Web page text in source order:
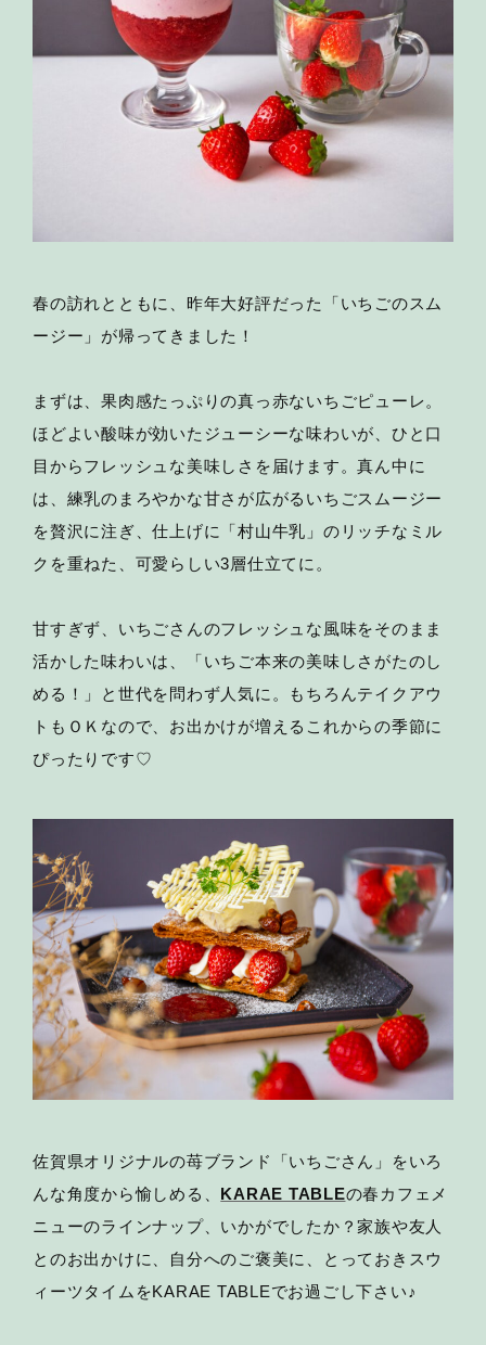
春の訪れとともに、昨年大好評だった「いちごのスム
ージー」が帰ってきました！
まずは、果肉感たっぷりの真っ赤ないちごピューレ。
ほどよい酸味が効いたジューシーな味わいが、ひと口
目からフレッシュな美味しさを届けます。真ん中に
は、練乳のまろやかな甘さが広がるいちごスムージー
を贅沢に注ぎ、仕上げに「村山牛乳」のリッチなミル
クを重ねた、可愛らしい3層仕立てに。
甘すぎず、いちごさんのフレッシュな風味をそのまま
活かした味わいは、「いちご本来の美味しさがたのし
める！」と世代を問わず人気に。もちろんテイクアウ
トもＯＫなので、お出かけが増えるこれからの季節に
ぴったりです♡
佐賀県オリジナルの苺ブランド「いちごさん」をいろ
んな角度から愉しめる、 KARAE TABLEの春カフェメ
ニューのラインナップ、いかがでしたか？家族や友人
とのお出かけに、自分へのご褒美に、とっておきスウ
ィーツタイムをKARAE TABLEでお過ごし下さい♪